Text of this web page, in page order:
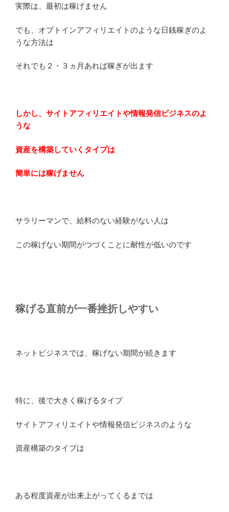
実際は、最初は稼げません
でも、オプトインアフィリエイトのような日銭稼ぎのよ
うな方法は
それでも２・３ヵ月あれば稼ぎが出ます
しかし、サイトアフィリエイトや情報発信ビジネスのよ
うな
資産を構築していくタイプは
簡単には稼げません
サラリーマンで、給料のない経験がない人は
この稼げない期間がつづくことに耐性が低いのです
稼げる直前が一番挫折しやすい
ネットビジネスでは、稼げない期間が続きます
特に、後で大きく稼げるタイプ
サイトアフィリエイトや情報発信ビジネスのような
資産構築のタイプは
ある程度資産が出来上がってくるまでは